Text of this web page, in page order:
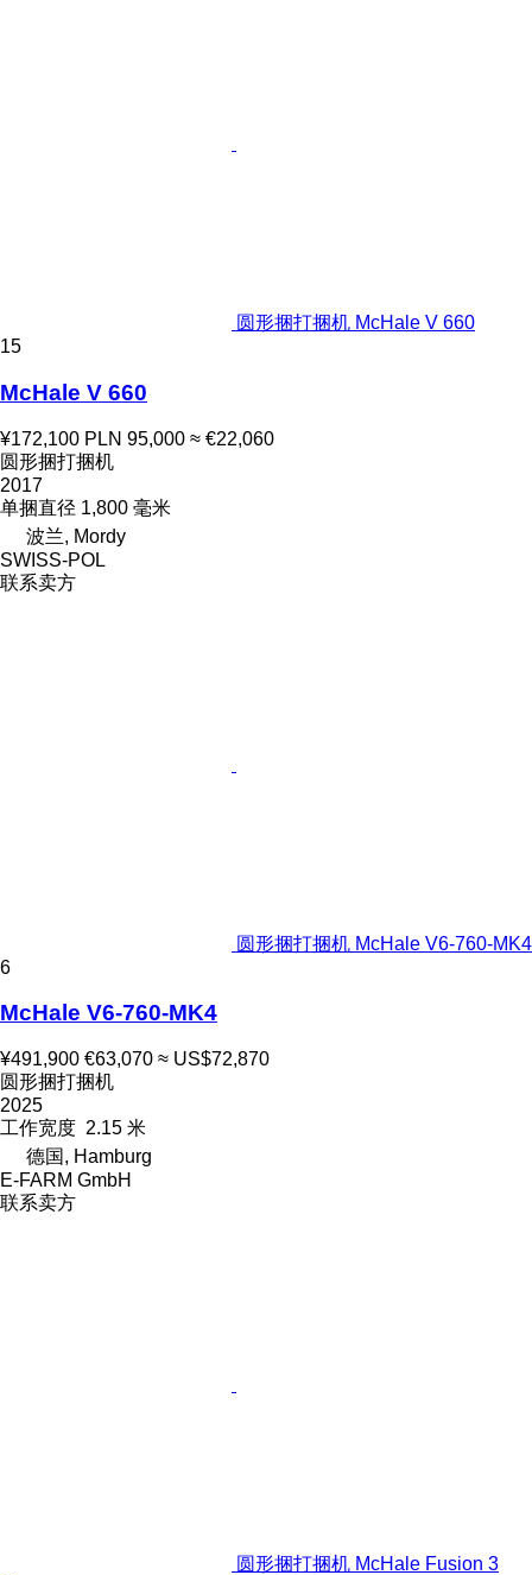
圆形捆打捆机 McHale V 660
15
McHale V 660
¥172,100 PLN 95,000 ≈ €22,060
圆形捆打捆机
2017
单捆直径 1,800 毫米
波兰, Mordy
SWISS-POL
联系卖方
圆形捆打捆机 McHale V6-760-MK4
6
McHale V6-760-MK4
¥491,900 €63,070 ≈ US$72,870
圆形捆打捆机
2025
工作宽度 2.15 米
德国, Hamburg
E-FARM GmbH
联系卖方
圆形捆打捆机 McHale Fusion 3